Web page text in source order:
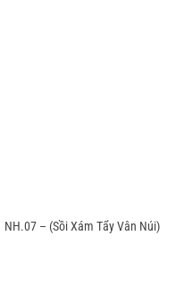
NH.07 – (Sồi Xám Tẩy Vân Núi)